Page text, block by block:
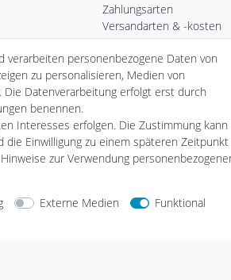
Zahlungsarten
Versandarten & -kosten
Umwelt & Entsorgung
Auszeichnungen
Elektrofahrzeug-Liste
Wallbox24 Katalog
E-CHECK E-Mobilität
Wallbox Serviceprotokoll
Solar Serviceprotokoll
verarbeiten personenbezogene Daten von
zu personalisieren, Medien von
Datenverarbeitung erfolgt erst durch
benennen.
Interesses erfolgen. Die Zustimmung kann
Einwilligung zu einem späteren Zeitpunkt
zur Verwendung
Externe Medien
Funktional